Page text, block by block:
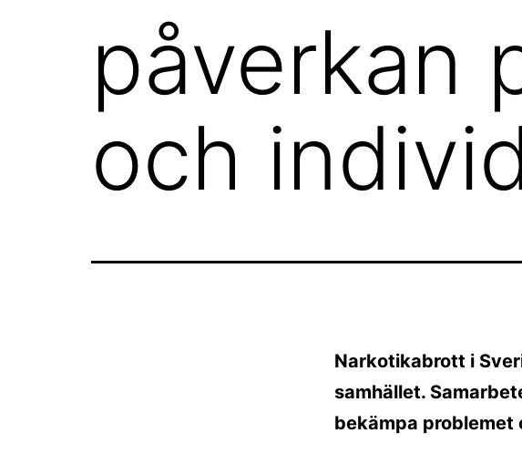
påverkan
och
Narkotikabrott i
samhället.
bekämpa